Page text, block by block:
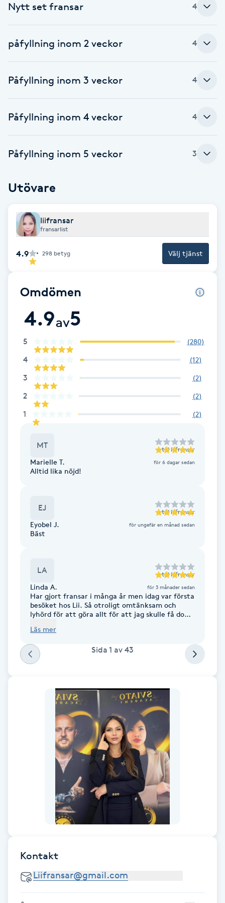
Balayage
Bambumassage
BIAB
Blowout
Bottenfärg
Brynfärgning
Bröllopsuppsättning
Celluliter
Coachning
Color correction
Dermapen
Enzympeeling
Extensions
Extensions borttagning
Eyeliner-tatuering
Face framing
Faceliftmassage
Fettreducering
Fillers
Fotmassage
Nytt set fransar 4
påfyllning inom 2 veckor 4
Påfyllning inom 3 veckor 4
Påfyllning inom 4 veckor 4
Påfyllning inom 5 veckor 3
Utövare
liifransar
fransarlist
4.9 298 betyg Välj tjänst
Omdömen
4.9av5
5 (280)
4 (12)
3 (2)
2 (2)
1 (2)
MT till liifransar
Marielle T. för 6 dagar sedan
Alltid lika nöjd!
EJ till liifransar
Eyobel J. för ungefär en månad sedan
Bäst
LA till liifransar
Linda A. för 3 månader sedan
Har gjort fransar i många år men idag var första
besöket hos Lii. Så otroligt omtänksam och
lyhörd för att göra allt för att jag skulle få dom
lätt på handen och en fantastisk mysig salong
fransar jag fått på många år och så omtänksam
att göra sitt allra bästa för mig idag 🙏✨️🙏
Läs mer
Sida 1 av 43
Kontakt